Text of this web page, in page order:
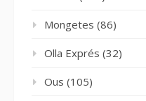
Mongetes (86)
Olla Exprés (32)
Ous (105)